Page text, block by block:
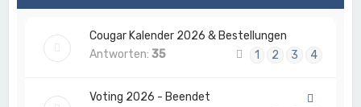
Cougar Kalender 2026 & Bestellungen
Antworten:35 1 2 3 4
Voting 2026 - Beendet